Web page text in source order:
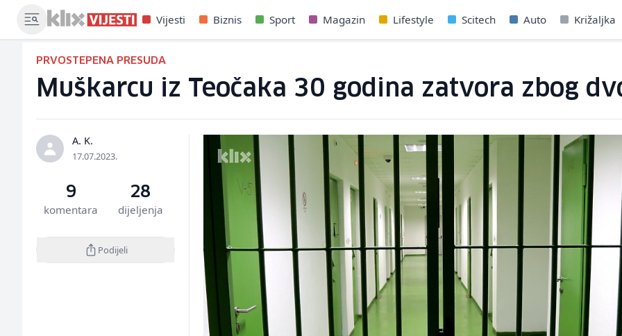
Vijesti Biznis Sport Magazin Lifestyle Scitech Auto Križaljka
PRVOSTEPENA PRESUDA
Muškarcu iz Teočaka 30 godina zatvora zbog
A. K.
17.07.2023.
9
komentara
28
dijeljenja
Podijeli